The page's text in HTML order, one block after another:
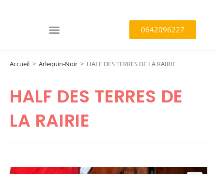
0642096227
Accueil > Arlequin-Noir > HALF DES TERRES DE LA RAIRIE
HALF DES TERRES DE
LA RAIRIE